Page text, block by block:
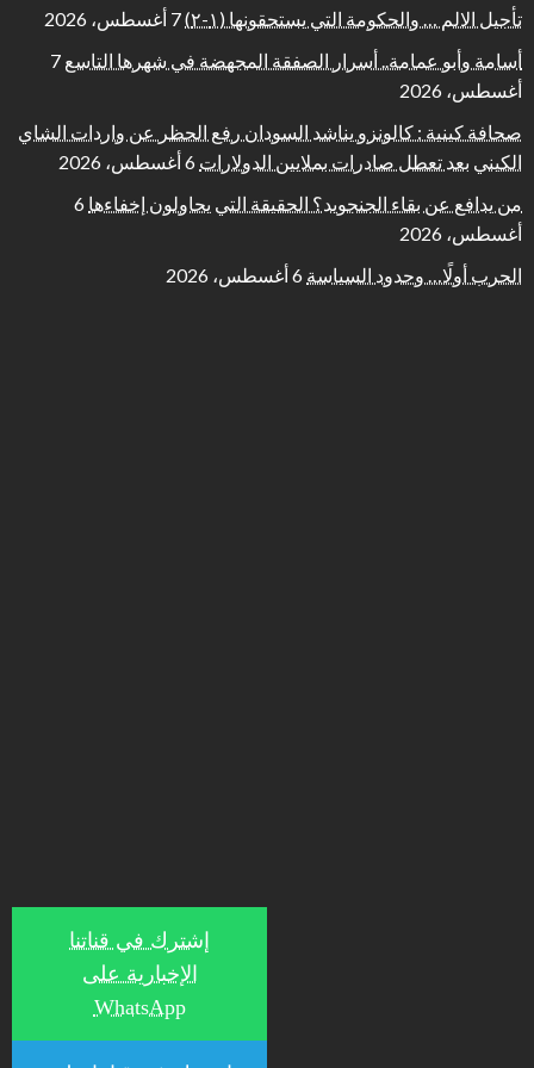
تأجيل الالم … والحكومة التي يستحقونها (١-٢)
7 أغسطس، 2026
أسامة وأبو عمامة.. أسرار الصفقة المجهضة في شهرها التاسع 7
أغسطس، 2026
صحافة كينية : كالونزو يناشد السودان رفع الحظر عن واردات الشاي
الكيني بعد تعطل صادرات بملايين الدولارات 6 أغسطس، 2026
من يدافع عن بقاء الجنجويد؟ الحقيقة التي يحاولون إخفاءها 6
أغسطس، 2026
الحرب أولًا… وحدود السياسة 6 أغسطس، 2026
إشترك في قناتنا
الإخبارية على
WhatsApp